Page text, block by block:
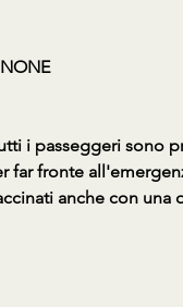
i passeggeri sono
far fronte
anche con